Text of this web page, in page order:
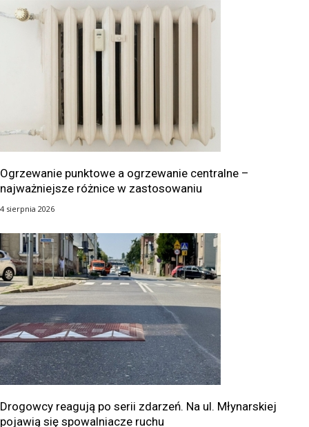
Ogrzewanie punktowe a ogrzewanie centralne –
najważniejsze różnice w zastosowaniu
4 sierpnia 2026
Drogowcy reagują po serii zdarzeń. Na ul. Młynarskiej
pojawią się spowalniacze ruchu